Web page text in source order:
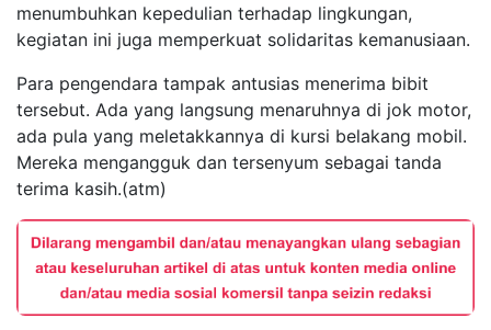
menumbuhkan kepedulian terhadap lingkungan,
kegiatan ini juga memperkuat solidaritas kemanusiaan.
Para pengendara tampak antusias menerima bibit
tersebut. Ada yang langsung menaruhnya di jok motor,
ada pula yang meletakkannya di kursi belakang mobil.
Mereka mengangguk dan tersenyum sebagai tanda
terima kasih.(atm)